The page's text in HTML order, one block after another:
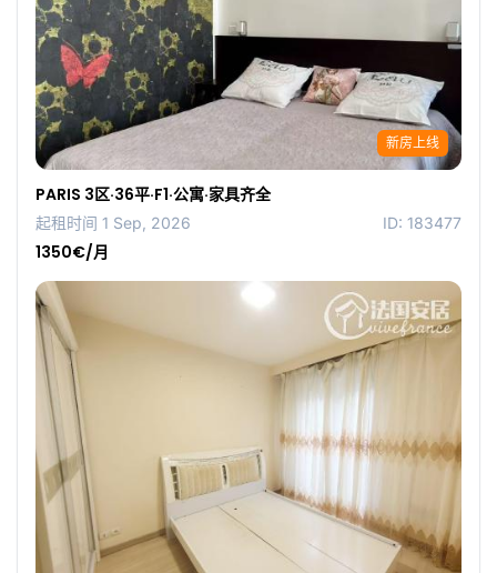
新房上线
PARIS 3区·36平·F1·公寓·家具齐全
起租时间 1 Sep, 2026 ID: 183477
1350€/月